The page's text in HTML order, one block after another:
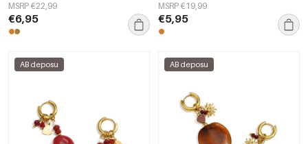
MSRP €22,99
€6,95
MSRP €19,99
€5,95
AB deposu AB deposu